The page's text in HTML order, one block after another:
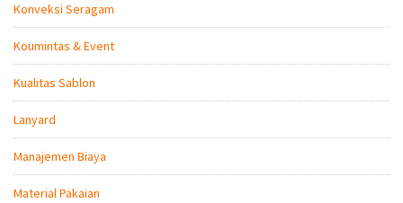
Konveksi Seragam
Koumintas & Event
Kualitas Sablon
Lanyard
Manajemen Biaya
Material Pakaian